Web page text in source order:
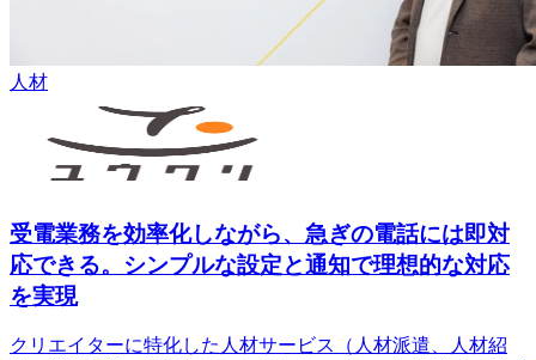
人材
受電業務を効率化しながら、急ぎの電話には即対
応できる。シンプルな設定と通知で理想的な対応
を実現
クリエイターに特化した人材サービス（人材派遣、人材紹